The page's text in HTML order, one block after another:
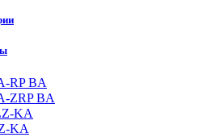
RP BA
ZRP BA
KA
KA